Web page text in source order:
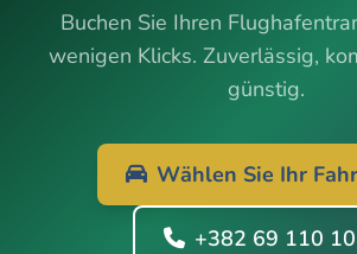
Buchen Sie Ihren
wenigen Klicks. Zuverlässig,
günstig.
Wählen Sie Ihr
+382 69 110